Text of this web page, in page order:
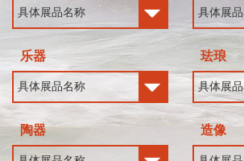
乐器 珐琅
陶器 造像